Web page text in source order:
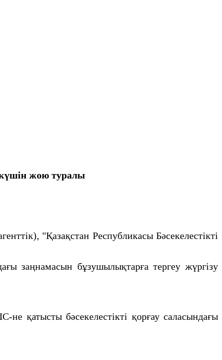
күшін жою туралы
"Қазақстан Республикасы Бәсекелестікті
заңнамасын бұзушылықтарға тергеу жүргізу
қатысты бәсекелестікті қорғау саласындағы